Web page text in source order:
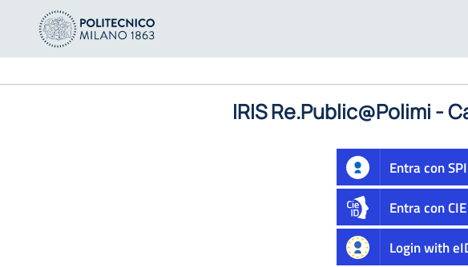
IRIS Re.Public@Polimi -
Entra con
Entra con CIE
Login with